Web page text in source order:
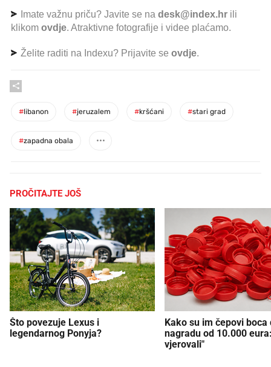
Imate važnu priču? Javite se na desk@index.hr ili
klikom ovdje. Atraktivne fotografije i videe plaćamo.
Želite raditi na Indexu? Prijavite se ovdje.
#libanon #jeruzalem #kršćani #stari grad
#zapadna obala
PROČITAJTE JOŠ
Što povezuje Lexus i
legendarnog Ponyja?
Kako su im čepovi boca
nagradu od 10.000
vjerovali"